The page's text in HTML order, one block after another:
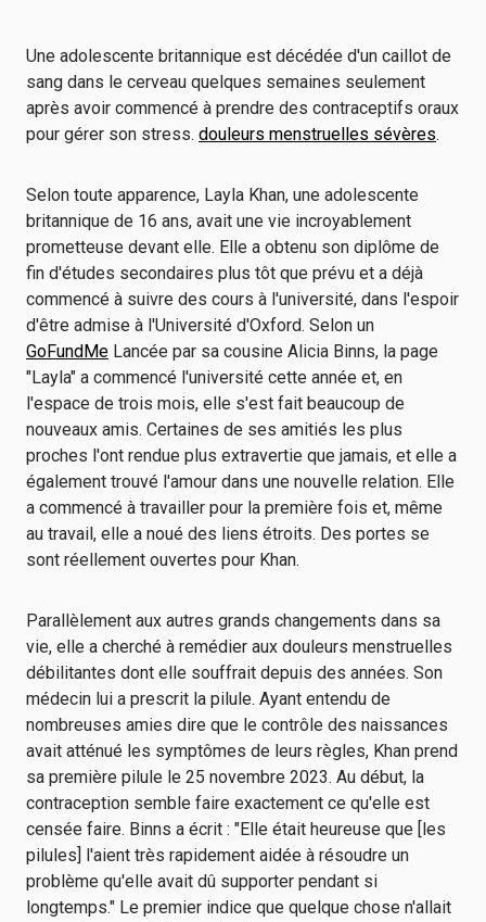
Une adolescente britannique est décédée d'un caillot de
sang dans le cerveau quelques semaines seulement
après avoir commencé à prendre des contraceptifs oraux
pour gérer son stress. douleurs menstruelles sévères.
Selon toute apparence, Layla Khan, une adolescente
britannique de 16 ans, avait une vie incroyablement
prometteuse devant elle. Elle a obtenu son diplôme de
fin d'études secondaires plus tôt que prévu et a déjà
commencé à suivre des cours à l'université, dans l'espoir
d'être admise à l'Université d'Oxford. Selon un
GoFundMe Lancée par sa cousine Alicia Binns, la page
"Layla" a commencé l'université cette année et, en
l'espace de trois mois, elle s'est fait beaucoup de
nouveaux amis. Certaines de ses amitiés les plus
proches l'ont rendue plus extravertie que jamais, et elle a
également trouvé l'amour dans une nouvelle relation. Elle
a commencé à travailler pour la première fois et, même
au travail, elle a noué des liens étroits. Des portes se
sont réellement ouvertes pour Khan.
Parallèlement aux autres grands changements dans sa
vie, elle a cherché à remédier aux douleurs menstruelles
débilitantes dont elle souffrait depuis des années. Son
médecin lui a prescrit la pilule. Ayant entendu de
nombreuses amies dire que le contrôle des naissances
avait atténué les symptômes de leurs règles, Khan prend
sa première pilule le 25 novembre 2023. Au début, la
contraception semble faire exactement ce qu'elle est
censée faire. Binns a écrit : "Elle était heureuse que [les
pilules] l'aient très rapidement aidée à résoudre un
problème qu'elle avait dû supporter pendant si
longtemps." Le premier indice que quelque chose n'allait